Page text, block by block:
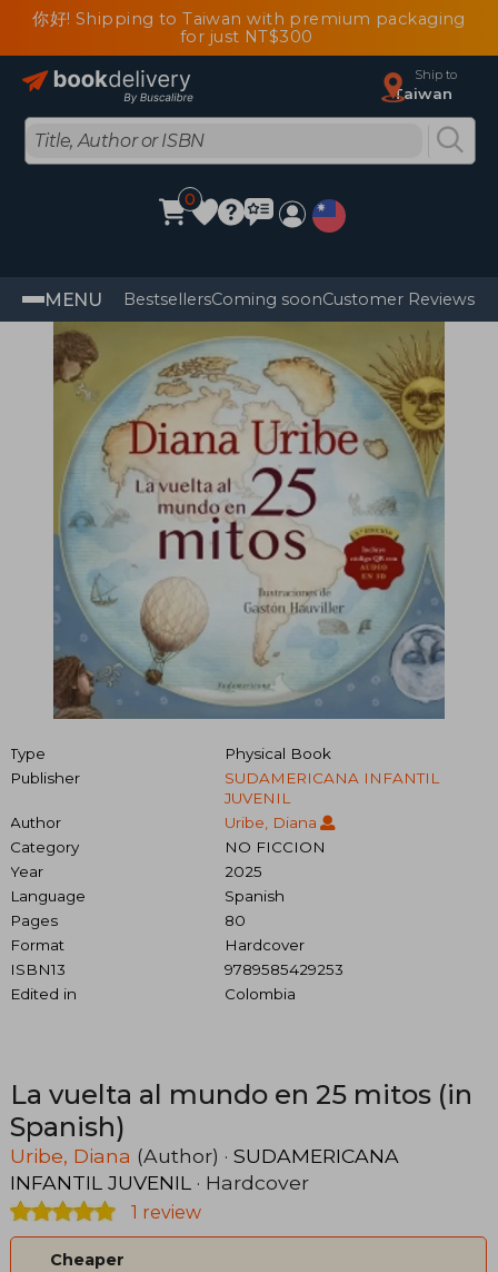
你好! Shipping to Taiwan with premium packaging
for just NT$300
Ship to
Taiwan
0
MENU BestsellersComing soonCustomer Reviews
Type
Physical Book
Publisher
SUDAMERICANA INFANTIL
JUVENIL
Author
Uribe, Diana
Category
NO FICCION
Year
2025
Language
Spanish
Pages
80
Format
Hardcover
ISBN13
9789585429253
Edited in
Colombia
La vuelta al mundo en 25 mitos (in
Spanish)
Uribe, Diana (Author) · SUDAMERICANA
INFANTIL JUVENIL · Hardcover
1 review
Cheaper